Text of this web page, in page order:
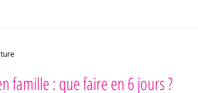
famille : que faire en 6 jours ?